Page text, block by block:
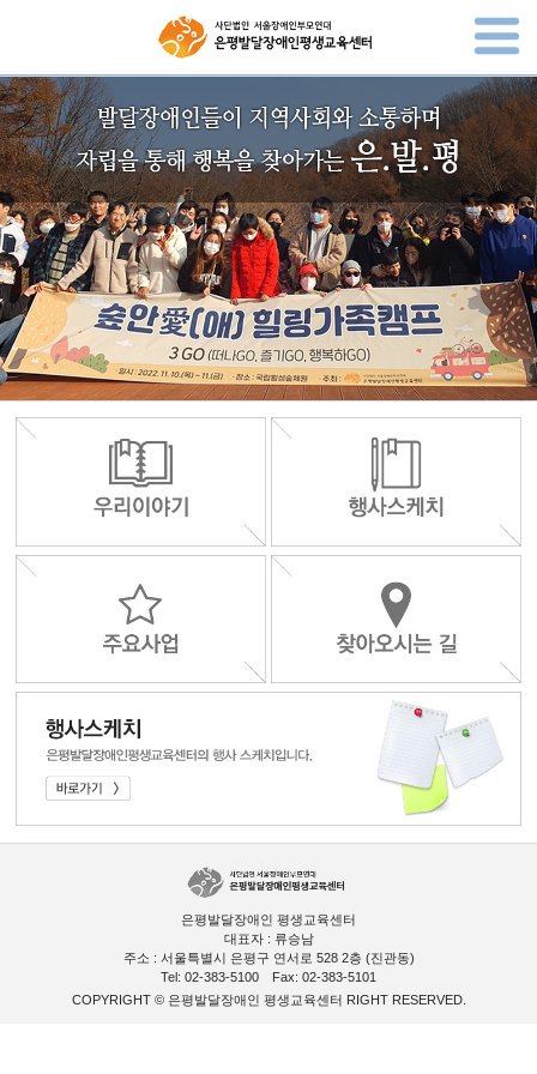
은평발달장애인 평생교육센터
대표자 : 류승남
주소 : 서울특별시 은평구 연서로 528 2층 (진관동)
Tel: 02-383-5100
Fax: 02-383-5101
COPYRIGHT © 은평발달장애인 평생교육센터 RIGHT RESERVED.